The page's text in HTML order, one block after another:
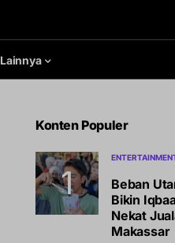
Lainnya
Konten Populer
Beban
Bikin
Nekat
Makassar